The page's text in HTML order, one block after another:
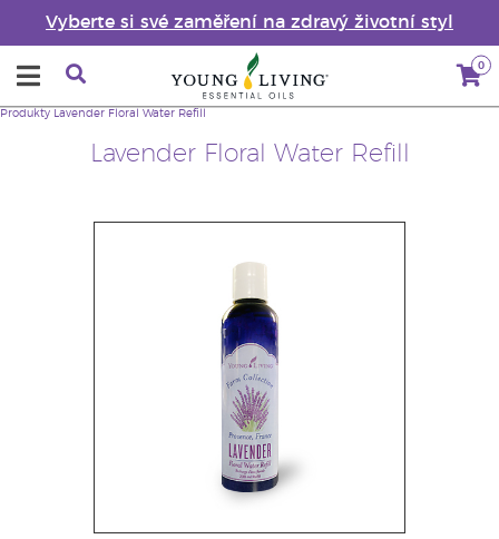
Vyberte si své zaměření na zdravý životní styl
0
Lavender Floral Water Refill
Produkty Lavender Floral Water Refill